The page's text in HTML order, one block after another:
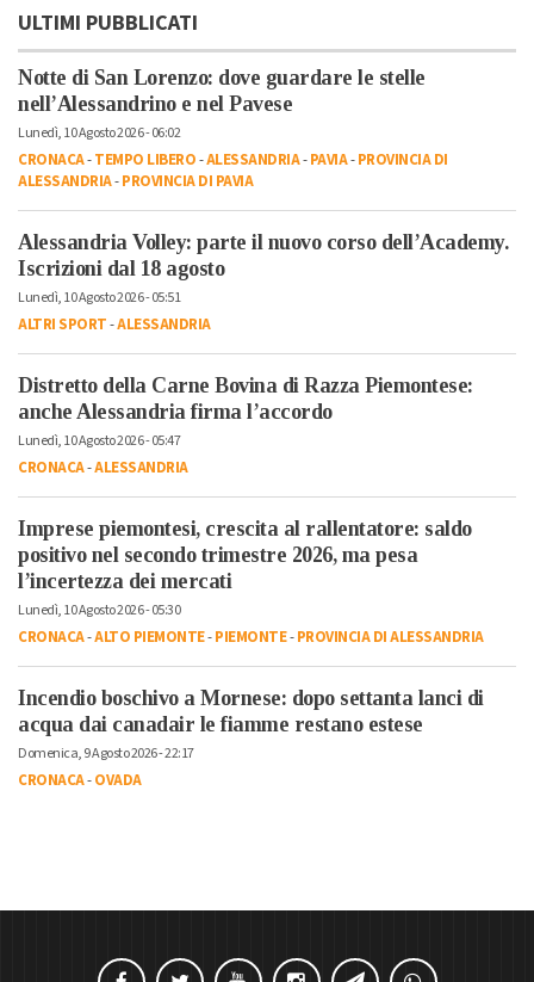
ULTIMI PUBBLICATI
Notte di San Lorenzo: dove guardare le stelle
nell’Alessandrino e nel Pavese
Lunedì, 10 Agosto 2026 - 06:02
CRONACA-TEMPO LIBERO-ALESSANDRIA-PAVIA-PROVINCIA DI
ALESSANDRIA-PROVINCIA DI PAVIA
Alessandria Volley: parte il nuovo corso dell’Academy.
Iscrizioni dal 18 agosto
Lunedì, 10 Agosto 2026 - 05:51
ALTRI SPORT-ALESSANDRIA
Distretto della Carne Bovina di Razza Piemontese:
anche Alessandria firma l’accordo
Lunedì, 10 Agosto 2026 - 05:47
CRONACA-ALESSANDRIA
Imprese piemontesi, crescita al rallentatore: saldo
positivo nel secondo trimestre 2026, ma pesa
l’incertezza dei mercati
Lunedì, 10 Agosto 2026 - 05:30
CRONACA-ALTO PIEMONTE-PIEMONTE-PROVINCIA DI ALESSANDRIA
Incendio boschivo a Mornese: dopo settanta lanci di
acqua dai canadair le fiamme restano estese
Domenica, 9 Agosto 2026 - 22:17
CRONACA-OVADA